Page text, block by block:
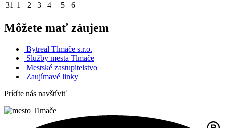
31 1 2 3 4 5 6
Môžete mať záujem
Bytreal Tlmače s.r.o.
Služby mesta Tlmače
Mestské zastupitelstvo
Zaujímavé linky
Príďte nás navštíviť